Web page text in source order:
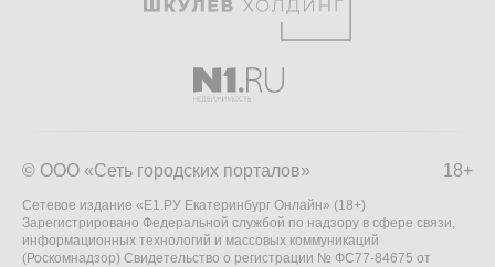
18+
© ООО «Сеть городских порталов»
Сетевое издание «Е1.РУ Екатеринбург Онлайн» (18+)
Зарегистрировано Федеральной службой по надзору в сфере связи,
информационных технологий и массовых коммуникаций
(Роскомнадзор) Свидетельство о регистрации № ФС77-84675 от